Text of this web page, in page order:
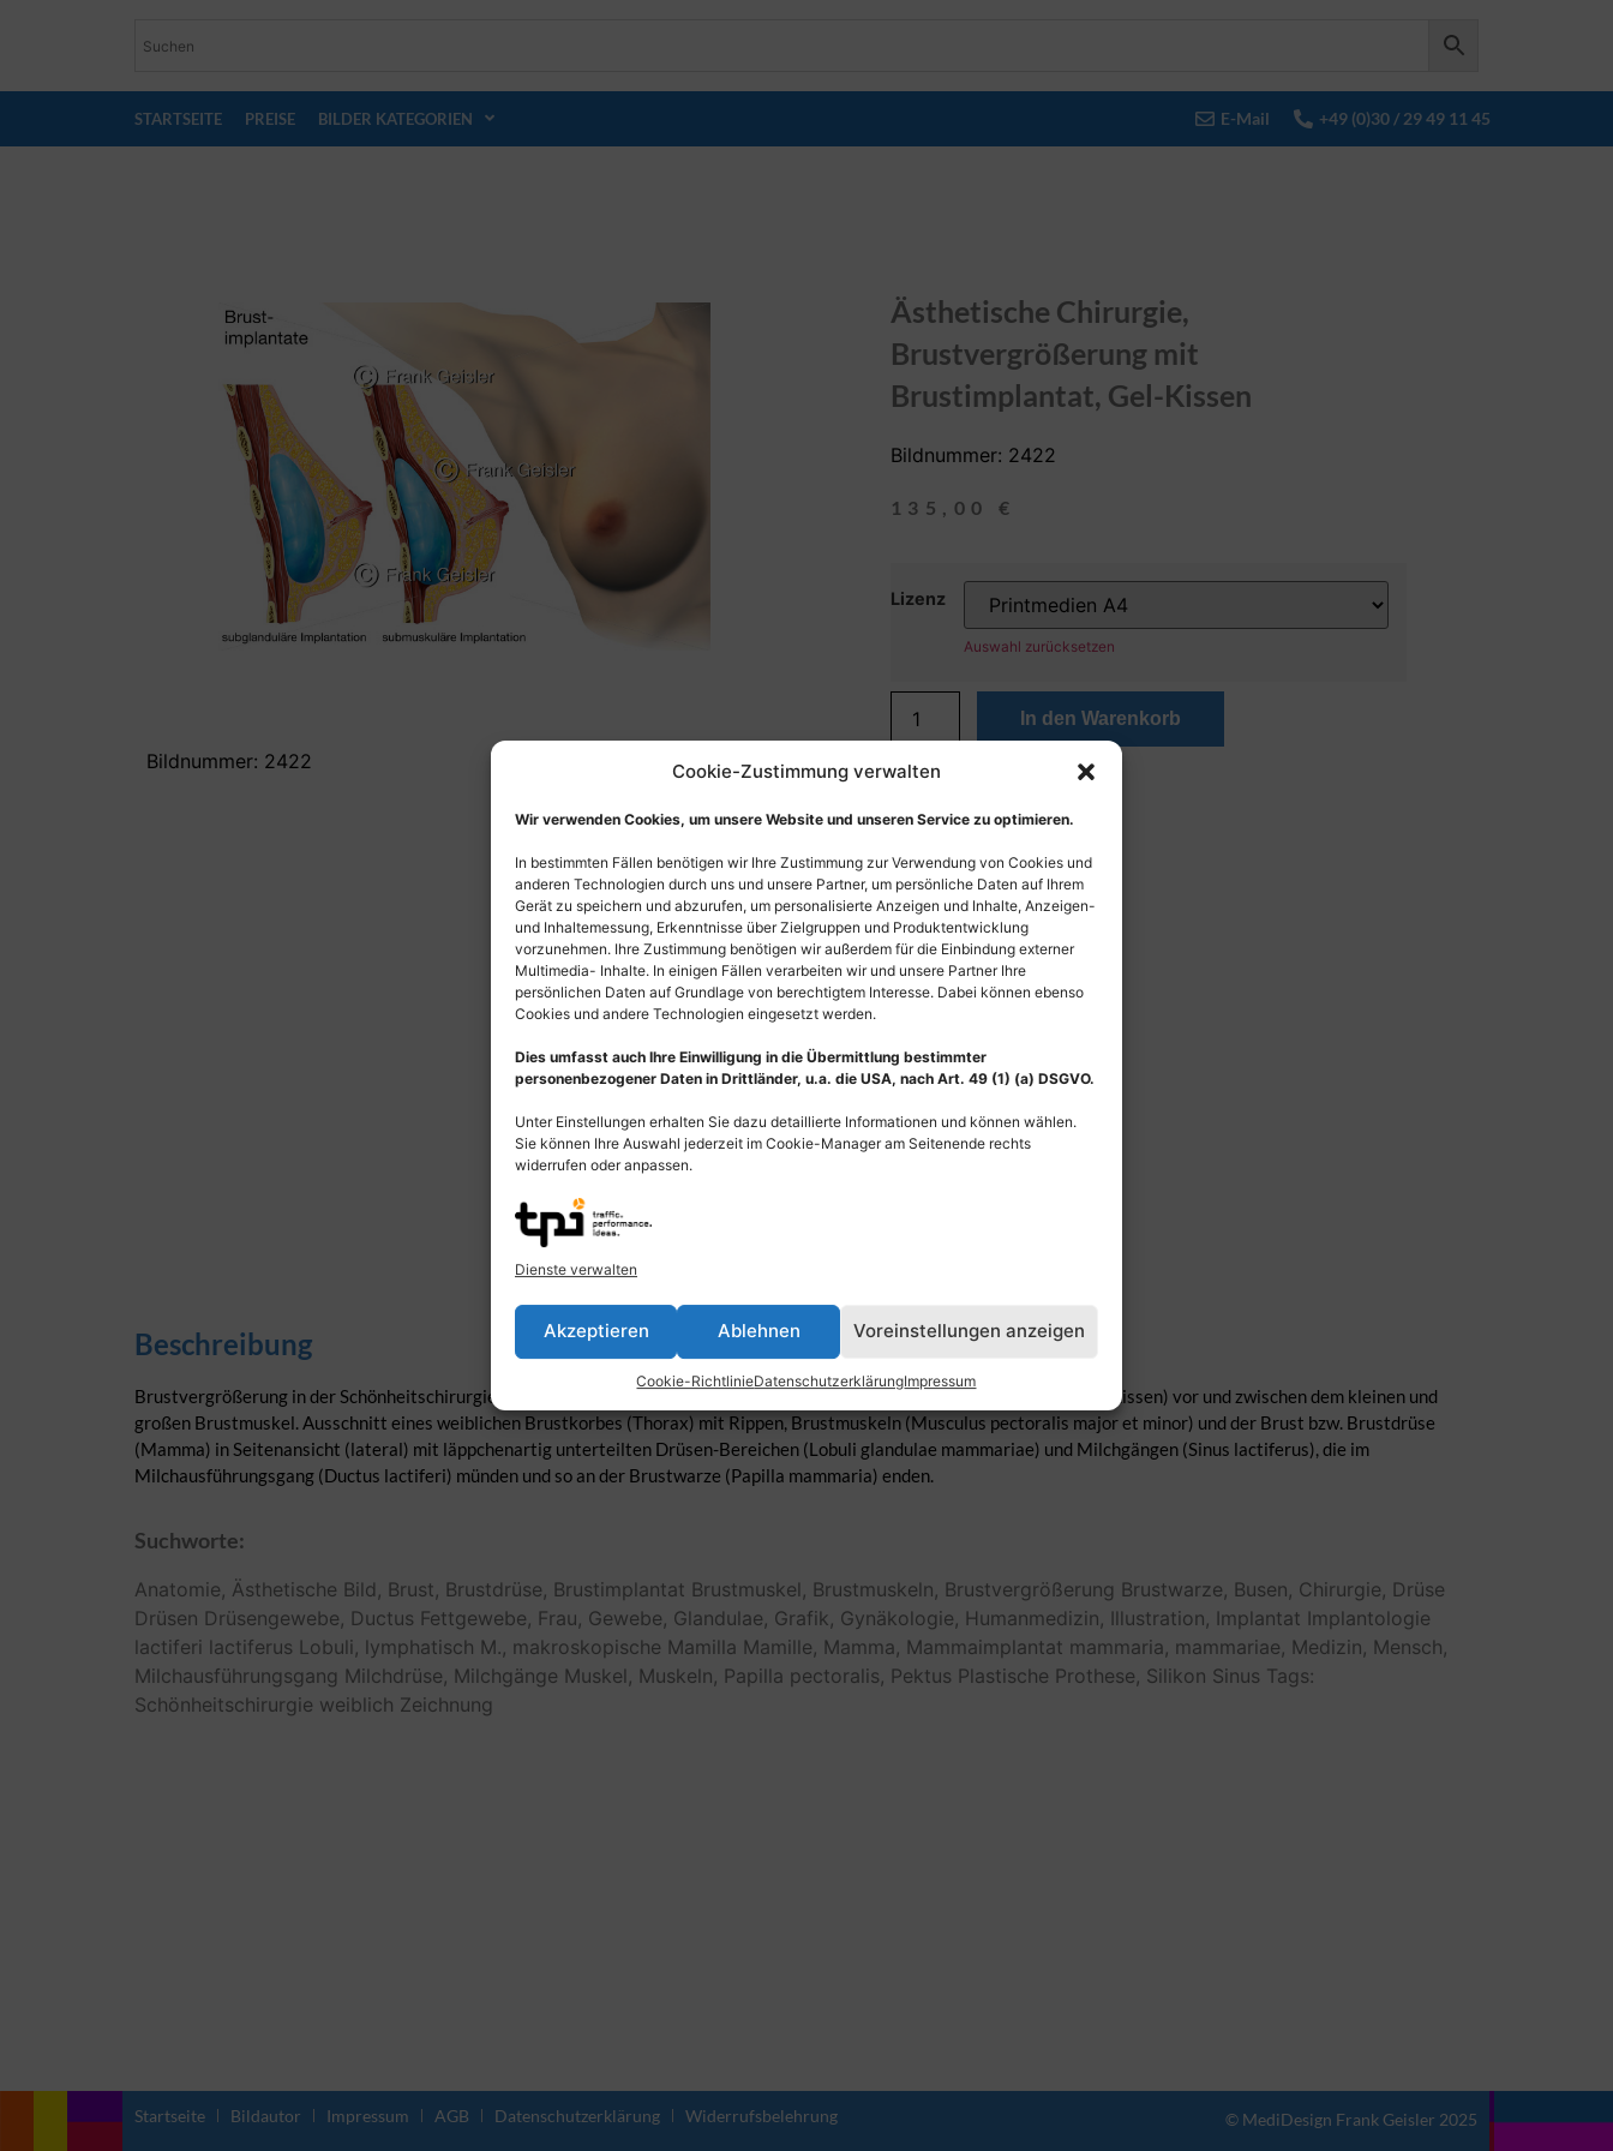
Cookie-Zustimmung verwalten
Wir verwenden Cookies, um unsere Website und unseren Service zu optimieren.
In bestimmten Fällen benötigen wir Ihre Zustimmung zur Verwendung von Cookies und
anderen Technologien durch uns und unsere Partner, um persönliche Daten auf Ihrem
Gerät zu speichern und abzurufen, um personalisierte Anzeigen und Inhalte, Anzeigen-
und Inhaltemessung, Erkenntnisse über Zielgruppen und Produktentwicklung
vorzunehmen. Ihre Zustimmung benötigen wir außerdem für die Einbindung externer
Multimedia- Inhalte. In einigen Fällen verarbeiten wir und unsere Partner Ihre
persönlichen Daten auf Grundlage von berechtigtem Interesse. Dabei können ebenso
Cookies und andere Technologien eingesetzt werden.
Dies umfasst auch Ihre Einwilligung in die Übermittlung bestimmter
personenbezogener Daten in Drittländer, u.a. die USA, nach Art. 49 (1) (a) DSGVO.
Unter Einstellungen erhalten Sie dazu detaillierte Informationen und können wählen.
Sie können Ihre Auswahl jederzeit im Cookie-Manager am Seitenende rechts
widerrufen oder anpassen.
Dienste verwalten
Akzeptieren Ablehnen Voreinstellungen anzeigen
Cookie-RichtlinieDatenschutzerklärungImpressum
STARTSEITE PREISE BILDER KATEGORIEN E-Mail +49 (0)30 / 29 49 11 45
Bildnummer: 2422
Ästhetische Chirurgie,
Brustvergrößerung mit
Brustimplantat, Gel-Kissen
Bildnummer: 2422
135,00 €
Lizenz
Auswahl zurücksetzen
In den Warenkorb
Beschreibung
Brustvergrößerung in der Schönheitschirurgie, Ästhetische oder Plastische Chirurgie: Implantation mit Brustimplantat (Gel-Kissen) vor und zwischen dem kleinen und
großen Brustmuskel. Ausschnitt eines weiblichen Brustkorbes (Thorax) mit Rippen, Brustmuskeln (Musculus pectoralis major et minor) und der Brust bzw. Brustdrüse
(Mamma) in Seitenansicht (lateral) mit läppchenartig unterteilten Drüsen-Bereichen (Lobuli glandulae mammariae) und Milchgängen (Sinus lactiferus), die im
Milchausführungsgang (Ductus lactiferi) münden und so an der Brustwarze (Papilla mammaria) enden.
Suchworte:
Anatomie, Ästhetische Bild, Brust, Brustdrüse, Brustimplantat Brustmuskel, Brustmuskeln, Brustvergrößerung Brustwarze, Busen, Chirurgie, Drüse
Drüsen Drüsengewebe, Ductus Fettgewebe, Frau, Gewebe, Glandulae, Grafik, Gynäkologie, Humanmedizin, Illustration, Implantat Implantologie
lactiferi lactiferus Lobuli, lymphatisch M., makroskopische Mamilla Mamille, Mamma, Mammaimplantat mammaria, mammariae, Medizin, Mensch,
Milchausführungsgang Milchdrüse, Milchgänge Muskel, Muskeln, Papilla pectoralis, Pektus Plastische Prothese, Silikon Sinus Tags:
Schönheitschirurgie weiblich Zeichnung
Startseite Bildautor Impressum AGB Datenschutzerklärung Widerrufsbelehrung © MediDesign Frank Geisler 2025